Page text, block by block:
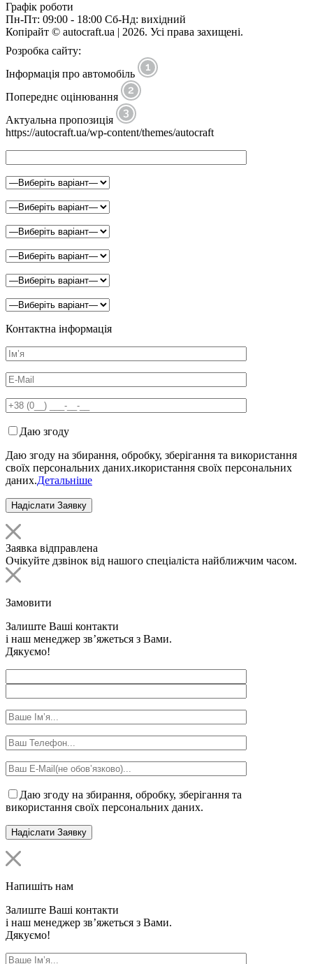
Графік роботи
Пн-Пт: 09:00 - 18:00 Сб-Нд: вихідний
Копірайт © autocraft.ua | 2026. Усі права захищені.
Розробка сайту:
Інформація про автомобіль
Попереднє оцінювання
Актуальна пропозиція
https://autocraft.ua/wp-content/themes/autocraft
Контактна інформація
Даю згоду
Даю згоду на збирання, обробку, зберігання та використання
своїх персональних даних.икористання своїх персональних
даних.Детальніше
Заявка відправлена
Очікуйте дзвінок від нашого спеціаліста найближчим часом.
Замовити
Залиште Ваші контакти
і наш менеджер зв’яжеться з Вами.
Дякуємо!
Даю згоду на збирання, обробку, зберігання та
використання своїх персональних даних.
Напишіть нам
Залиште Ваші контакти
і наш менеджер зв’яжеться з Вами.
Дякуємо!